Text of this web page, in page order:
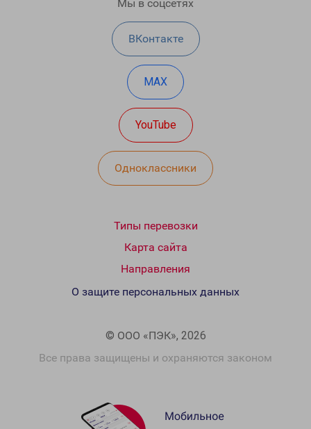
Мы в соцсетях
ВКонтакте
MAX
YouTube
Одноклассники
Типы перевозки
Карта сайта
Направления
© ООО «ПЭК», 2026
Все права защищены и охраняются законом
О защите персональных данных